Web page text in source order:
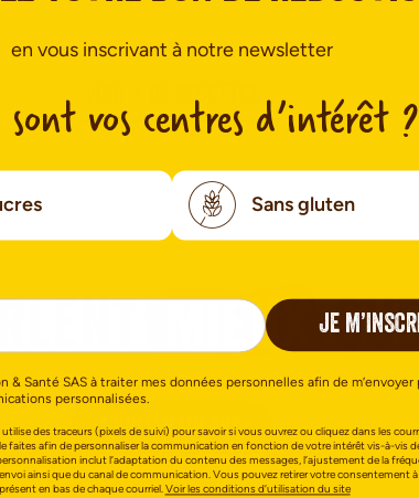
VOIR + DE RECETTES
mieux
AJOUTER UN AVIS
en vous inscrivant à notre newsletter
sont vos centres d’intérêt ?
Sans gluten
JE
& Santé SAS à traiter mes données personnelles afin de m’envoyer
personnalisées.
des traceurs (pixels de suivi) pour savoir si vous ouvrez ou cliquez dans les
le faites afin de personnaliser la communication en fonction de votre intérêt vis-à-vis
inclut l’adaptation du contenu des messages, l’ajustement de la
ainsi que du canal de communication. Vous pouvez retirer votre consentement
en bas de chaque courriel.Voir les conditions d’utilisation du site